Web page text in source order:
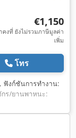
€1,150
คงที่ ยังไม่รวมภาษีมูลค่า
เพิ่ม
โทร
, ฟังก์ชันการทำงาน:
กร/ยานพาหนะ:
รวม:1,200 มม,
ต่ำสุด):